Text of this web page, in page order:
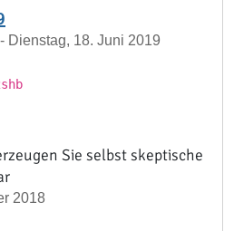
Dienstag, 18. Juni 2019
Sie selbst skeptische
2018